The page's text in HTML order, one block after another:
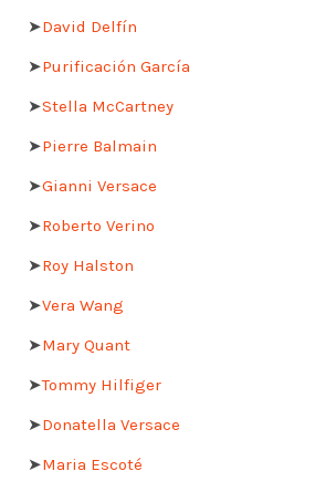
➤David Delfín
➤Purificación García
➤Stella McCartney
➤Pierre Balmain
➤Gianni Versace
➤Roberto Verino
➤Roy Halston
➤Vera Wang
➤Mary Quant
➤Tommy Hilfiger
➤Donatella Versace
➤Maria Escoté